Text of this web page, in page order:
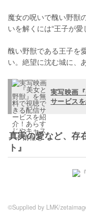
魔女の呪いで醜い野獣
いを解くには“王子が愛
醜い野獣である王子を
い。絶望に沈む城に、
実写映画
サービス
真実の愛など、存
ト』
©Supplied by LMK/